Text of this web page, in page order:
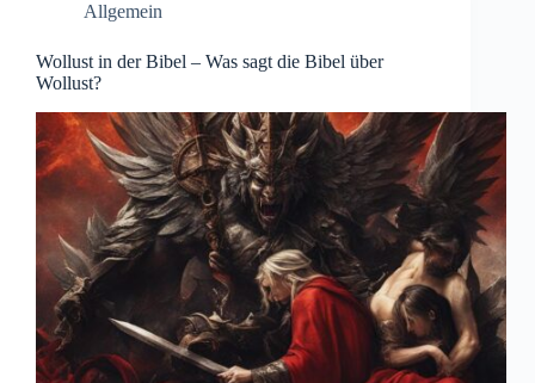
Allgemein
Wollust in der Bibel – Was sagt die Bibel über
Wollust?